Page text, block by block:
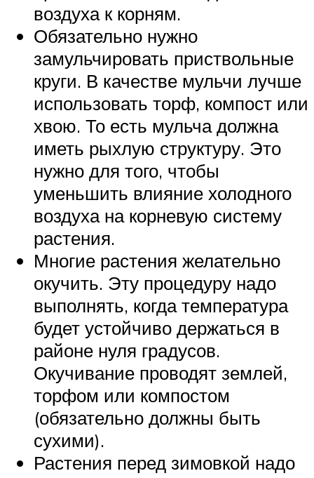
воздуха к корням.
Обязательно нужно
замульчировать приствольные
круги. В качестве мульчи лучше
использовать торф, компост или
хвою. То есть мульча должна
иметь рыхлую структуру. Это
нужно для того, чтобы
уменьшить влияние холодного
воздуха на корневую систему
растения.
Многие растения желательно
окучить. Эту процедуру надо
выполнять, когда температура
будет устойчиво держаться в
районе нуля градусов.
Окучивание проводят землей,
торфом или компостом
(обязательно должны быть
сухими).
Растения перед зимовкой надо